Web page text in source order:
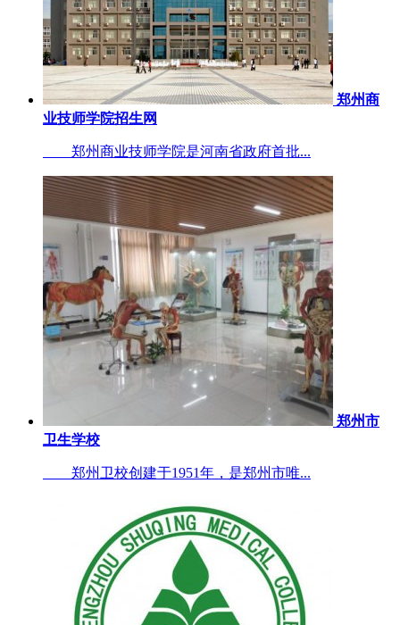
郑州商
业技师学院招生网
郑州商业技师学院是河南省政府首批...
郑州市
卫生学校
郑州卫校创建于1951年，是郑州市唯...